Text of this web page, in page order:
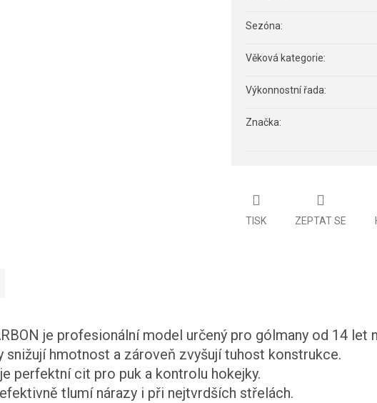
Sezóna:
Věková kategorie:
Výkonnostní řada:
Značka:
TISK ZEPTAT SE
je profesionální model určený pro gólmany od 14 let
snižují hmotnost a zároveň zvyšují tuhost konstrukce.
perfektní cit pro puk a kontrolu hokejky.
tlumí nárazy i při nejtvrdších střelách.